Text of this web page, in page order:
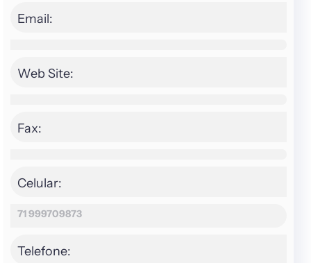
Email:
Web Site:
Fax:
Celular:
71 999709873
Telefone: